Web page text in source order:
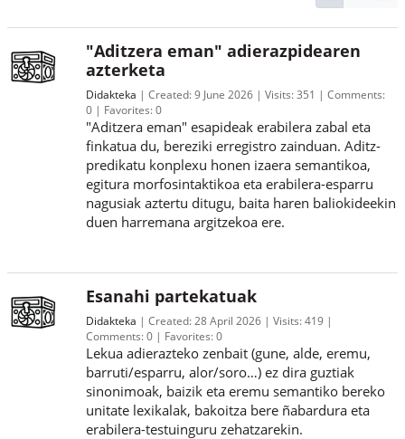
"Aditzera eman" adierazpidearen
azterketa
Didakteka Created:9 June 2026 Visits: 351
Comments:
0
Favorites:0
"Aditzera eman" esapideak erabilera zabal eta
finkatua du, bereziki erregistro zainduan. Aditz-
predikatu konplexu honen izaera semantikoa,
egitura morfosintaktikoa eta erabilera-esparru
nagusiak aztertu ditugu, baita haren baliokideekin
duen harremana argitzekoa ere.
Esanahi partekatuak
Didakteka Created: 28 April 2026 Visits:419
Comments:0 Favorites:0
Lekua adierazteko zenbait (gune, alde, eremu,
barruti/esparru, alor/soro…) ez dira guztiak
sinonimoak, baizik eta eremu semantiko bereko
unitate lexikalak, bakoitza bere ñabardura eta
erabilera-testuinguru zehatzarekin.